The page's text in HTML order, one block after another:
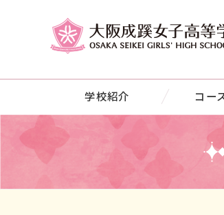
学校紹介 コー